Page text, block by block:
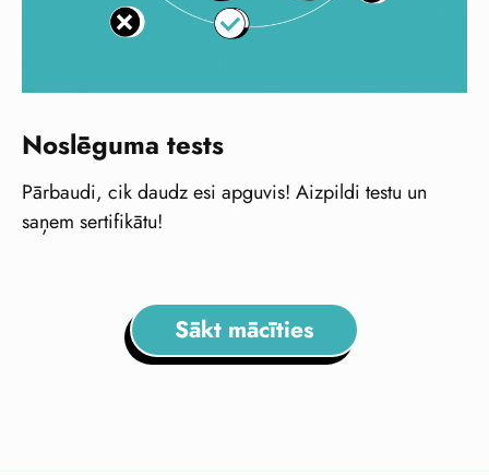
Noslēguma tests
Pārbaudi, cik daudz esi apguvis! Aizpildi testu un
saņem sertifikātu!
Sākt mācīties